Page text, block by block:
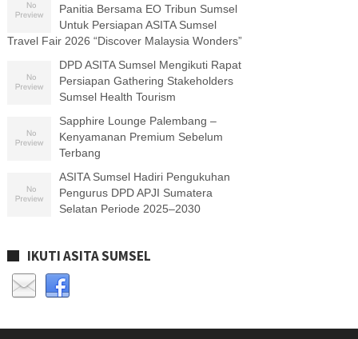
Panitia Bersama EO Tribun Sumsel
Untuk Persiapan ASITA Sumsel
Travel Fair 2026 “Discover Malaysia Wonders”
DPD ASITA Sumsel Mengikuti Rapat
Persiapan Gathering Stakeholders
Sumsel Health Tourism
Sapphire Lounge Palembang –
Kenyamanan Premium Sebelum
Terbang
ASITA Sumsel Hadiri Pengukuhan
Pengurus DPD APJI Sumatera
Selatan Periode 2025–2030
IKUTI ASITA SUMSEL